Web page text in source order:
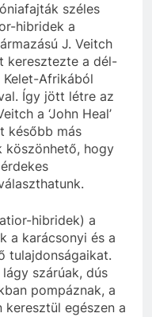
széles
hibridek a
J. Veitch
keresztezte a dél-
Afrikából
Így jött létre az
a ‘John Heal’
később más
köszönhető, hogy
hibridek) a
a karácsonyi és a
tulajdonságaikat.
szárúak, dús
pompáznak, a
egészen a